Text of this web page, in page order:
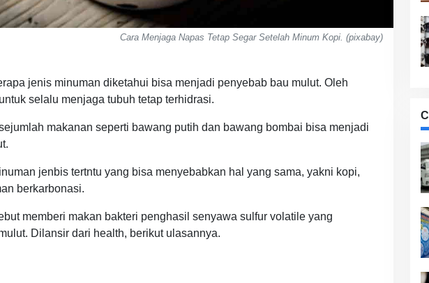
Cara Menjaga Napas Tetap Segar Setelah Minum Kopi. (pixabay)
jenis minuman diketahui bisa menjadi penyebab bau mulut. Oleh
selalu menjaga tubuh tetap terhidrasi.
makanan seperti bawang putih dan bawang bombai bisa menjadi
jenbis tertntu yang bisa menyebabkan hal yang sama, yakni kopi,
berkarbonasi.
memberi makan bakteri penghasil senyawa sulfur volatile yang
Dilansir dari health, berikut ulasannya.